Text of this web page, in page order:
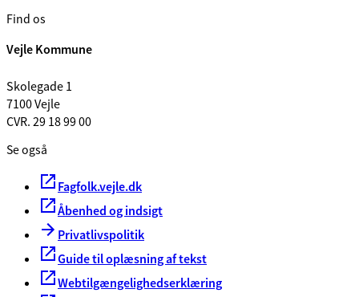
Find os
Vejle Kommune
Skolegade 1
7100 Vejle
CVR. 29 18 99 00
Se også
Fagfolk.vejle.dk
Åbenhed og indsigt
Privatlivspolitik
Guide til oplæsning af tekst
Webtilgængelighedserklæring